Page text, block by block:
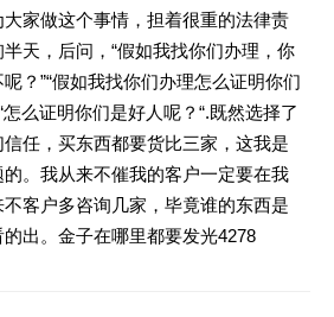
家做这个事情，担着很重的法律责
天，后问，“假如我找你们办理，你
？”“假如我找你们办理怎么证明你们
怎么证明你们是好人呢？“.既然选择了
任，买东西都要货比三家，这我是
。我从来不催我的客户一定要在我
客户多咨询几家，毕竟谁的东西是
出。金子在哪里都要发光4278